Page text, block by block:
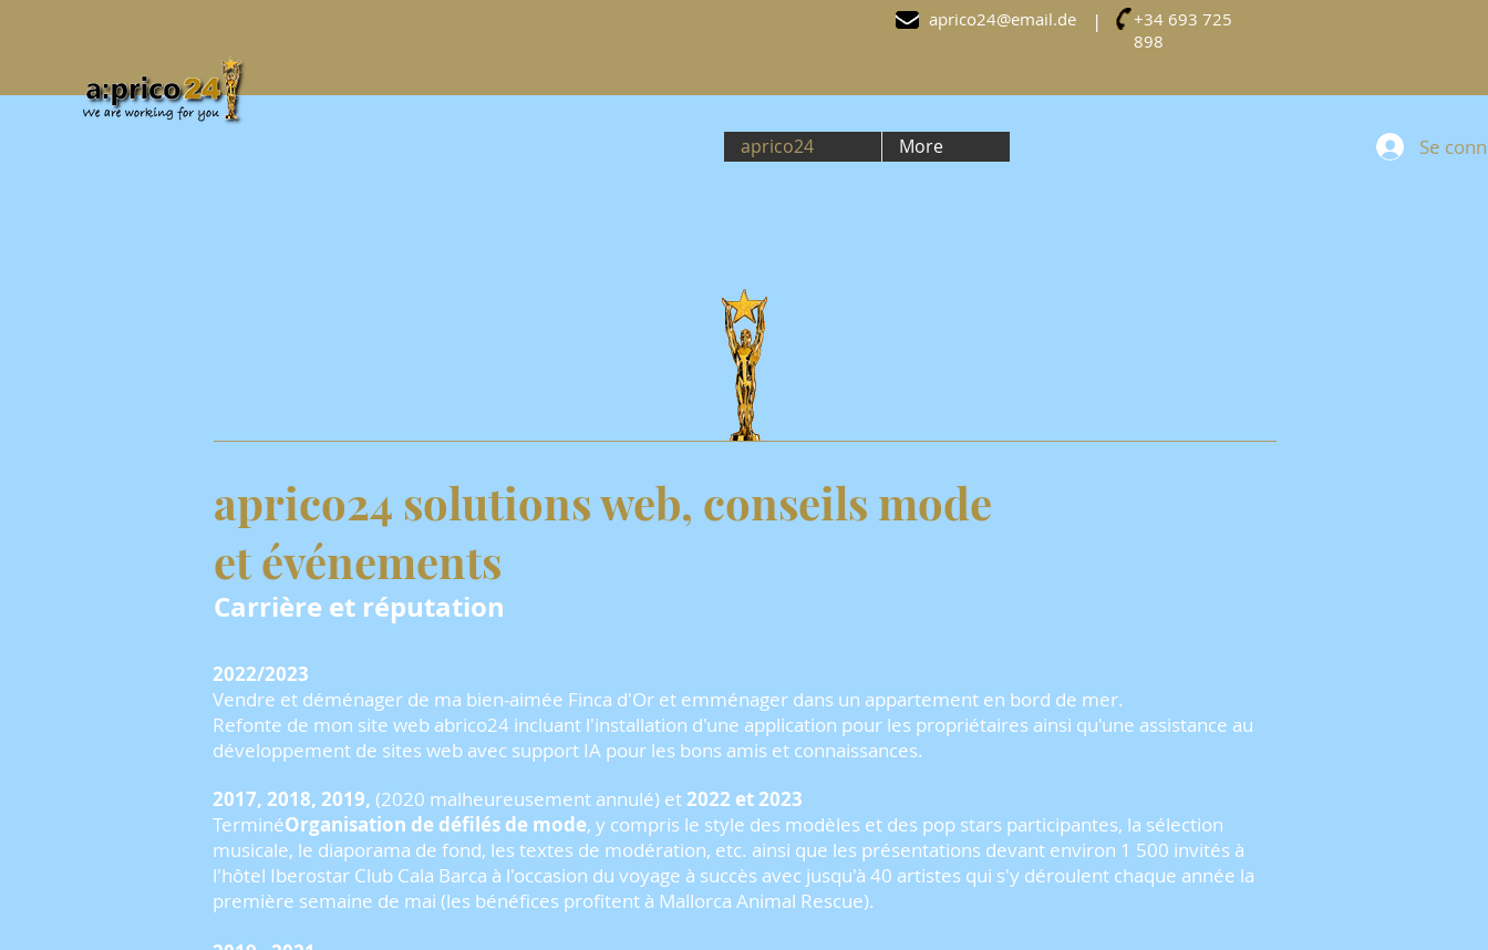
aprico24@email.de |
+34 693 725
898
aprico24 More Se
aprico24 solutions web, conseils mode
et événements
Carrière et réputation
2022/2023
Vendre et déménager de ma bien-aimée Finca d'Or et emménager dans un appartement en bord de mer.
Refonte de mon site web abrico24 incluant l'installation d'une application pour les propriétaires ainsi qu'une assistance au
développement de sites web avec support IA pour les bons amis et connaissances.
2017, 2018, 2019, (2020 malheureusement annulé) et2022 et 2023
TerminéOrganisation de défilés de mode, y compris le style des modèles et des pop stars participantes, la sélection
musicale, le diaporama de fond, les textes de modération, etc. ainsi que les présentations devant environ 1 500 invités à
l'hôtel Iberostar Club Cala Barca à l'occasion du voyage à succès avec jusqu'à 40 artistes qui s'y déroulent chaque année la
première semaine de mai (les bénéfices profitent à Mallorca Animal Rescue).